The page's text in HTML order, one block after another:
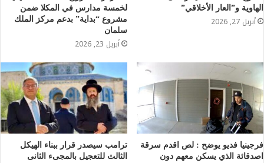
الهاوية و”العار الأخلاقي”
أبريل 27, 2026
لخمسة مدارس في المكلا ضمن
مشروع “بداية” بدعم مركز الملك
سلمان
أبريل 23, 2026
فرجينيا فديو يوضح : لص اقدم سرقة
اصدقائة الذي يسكن معهم دون
ترامب سيصدر قرار ببناء الهيكل
الثالث للتعجيل بالمجىء الثانى